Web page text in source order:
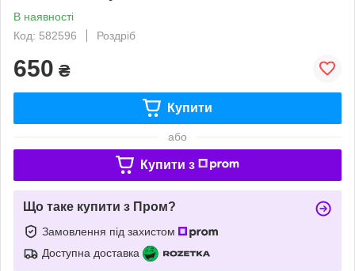
В наявності
Код: 582596
Роздріб
650 ₴
Купити
або
Купити з
Що таке купити з Пром?
Замовлення під захистом
Доступна доставка